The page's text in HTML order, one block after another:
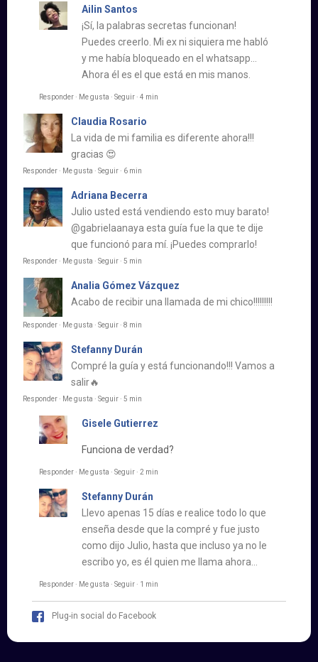
Ailin Santos​
¡Sí, la palabras secretas funcionan!
Puedes creerlo. Mi ex ni siquiera me habló
y me había bloqueado en el whatsapp…
Ahora él es el que está en mis manos.
Responder · Me gusta · Seguir · 4 min
Claudia Rosario
La vida de mi familia es diferente ahora!!!
gracias 😍
Responder · Me gusta · Seguir · 6 min
Adriana Becerra
Julio usted está vendiendo esto muy barato!
@gabrielaanaya esta guía fue la que te dije
que funcionó para mí. ¡Puedes comprarlo!
Responder · Me gusta · Seguir · 5 min
Analia Gómez Vázquez
Acabo de recibir una llamada de mi chico!!!!!!!!!
Responder · Me gusta · Seguir · 8 min
Stefanny Durán
Compré la guía y está funcionando!!! Vamos a
salir🔥
Responder · Me gusta · Seguir · 5 min
Gisele Gutierrez
Funciona de verdad?
Responder · Me gusta · Seguir · 2 min
Stefanny Durán
Llevo apenas 15 días e realice todo lo que
enseña desde que la compré y fue justo
como dijo Julio, hasta que incluso ya no le
escribo yo, es él quien me llama ahora…
Responder · Me gusta · Seguir · 1 min
Plug-in social do Facebook